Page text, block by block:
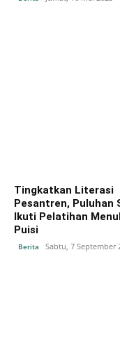
Tingkatkan Literasi
Pesantren, Puluhan
Ikuti Pelatihan
Puisi
Berita Sabtu, 7 September